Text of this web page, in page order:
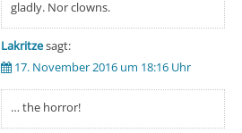
gladly. Nor clowns.
Lakritzesagt:
17. November 2016 um 18:16 Uhr
… the horror!